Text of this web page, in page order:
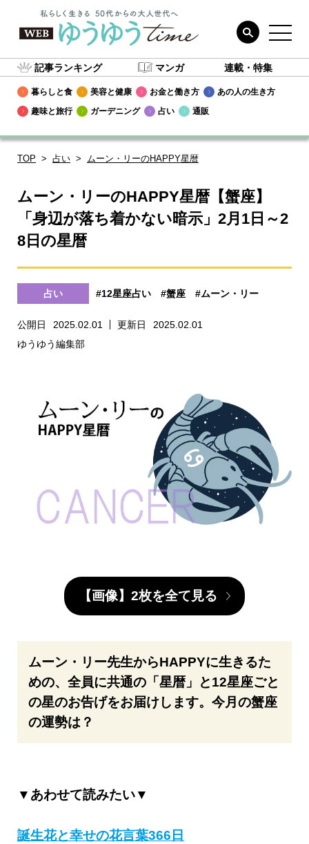
記事ランキング マンガ 連載・特集
暮らしと食 美容と健康 お金と働き方
あの人の生き方
趣味と旅行
ガーデニング 占い 通販
TOP 占い ムーン・リーのHAPPY星暦
ムーン・リーのHAPPY星暦【蟹座】
「身辺が落ち着かない暗示」2月1日～2
8日の星暦
占い #12星座占い #蟹座 #ムーン・リー
公開日 2025.02.01 更新日
2025.02.01
ゆうゆう編集部
【画像】2枚を全て見る
ムーン・リー先生からHAPPYに生きるた
めの、全員に共通の「星暦」と12星座ごと
の星のお告げをお届けします。今月の蟹座
の運勢は？
▼あわせて読みたい▼
誕生花と幸せの花言葉366日